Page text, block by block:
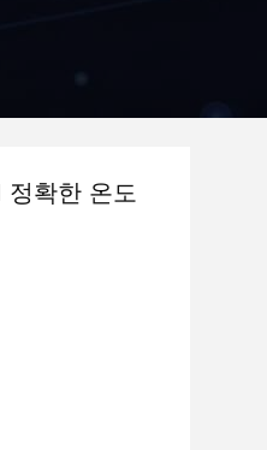
확한 온도